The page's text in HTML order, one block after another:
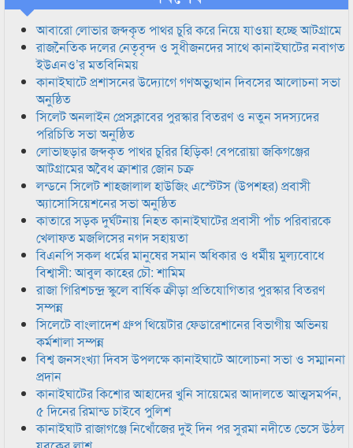
আবারো লোভার জব্দকৃত পাথর চুরি করে নিয়ে যাওয়া হচ্ছে আটগ্রামে
রাজনৈতিক দলের নেতৃবৃন্দ ও সুধীজনদের সাথে কানাইঘাটের নবাগত
ইউএনও’র মতবিনিময়
কানাইঘাটে প্রশাসনের উদ্যোগে গণঅভ্যুত্থান দিবসের আলোচনা সভা
অনুষ্ঠিত
সিলেট অনলাইন প্রেসক্লাবের পুরস্কার বিতরণ ও নতুন সদস্যদের
পরিচিতি সভা অনুষ্ঠিত
লোভাছড়ার জব্দকৃত পাথর চুরির হিড়িক! বেপরোয়া জকিগঞ্জের
আটগ্রামের অবৈধ ক্রাশার জোন চক্র
লন্ডনে সিলেট শাহজালাল হাউজিং এস্টেটস (উপশহর) প্রবাসী
অ্যাসোসিয়েশনের সভা অনুষ্ঠিত
কাতারে সড়ক দুর্ঘটনায় নিহত কানাইঘাটের প্রবাসী পাঁচ পরিবারকে
খেলাফত মজলিসের নগদ সহায়তা
বিএনপি সকল ধর্মের মানুষের সমান অধিকার ও ধর্মীয় মুল্যবোধে
বিশ্বাসী: আবুল কাহের চৌ: শামিম
রাজা গিরিশচন্দ্র স্কুলে বার্ষিক ক্রীড়া প্রতিযোগিতার পুরস্কার বিতরণ
সম্পন্ন
সিলেটে বাংলাদেশ গ্রুপ থিয়েটার ফেডারেশানের বিভাগীয় অভিনয়
কর্মশালা সম্পন্ন
বিশ্ব জনসংখ্যা দিবস উপলক্ষে কানাইঘাটে আলোচনা সভা ও সম্মাননা
প্রদান
কানাইঘাটের কিশোর আহাদের খুনি সায়েমের আদালতে আত্মসমর্পন,
৫ দিনের রিমান্ড চাইবে পুলিশ
কানাইঘাট রাজাগঞ্জে নিখোঁজের দুই দিন পর সুরমা নদীতে ভেসে উঠল